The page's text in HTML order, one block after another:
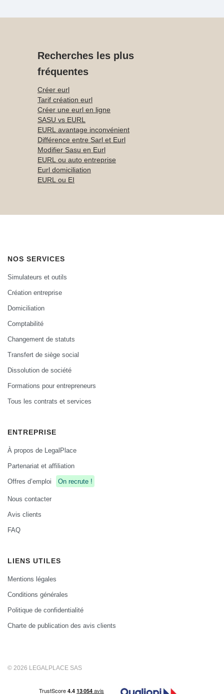
Recherches les plus
fréquentes
Créer eurl
Tarif création eurl
Créer une eurl en ligne
SASU vs EURL
EURL avantage inconvénient
Différence entre Sarl et Eurl
Modifier Sasu en Eurl
EURL ou auto entreprise
Eurl domiciliation
EURL ou EI
NOS SERVICES
Simulateurs et outils
Création entreprise
Domiciliation
Comptabilité
Changement de statuts
Transfert de siège social
Dissolution de société
Formations pour entrepreneurs
Tous les contrats et services
ENTREPRISE
À propos de LegalPlace
Partenariat et affiliation
Offres d’emploi
On recrute !
Nous contacter
Avis clients
FAQ
LIENS UTILES
Mentions légales
Conditions générales
Politique de confidentialité
Charte de publication des avis clients
© 2026 LEGALPLACE SAS